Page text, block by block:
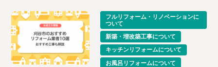
フルリフォーム・リノベーションに
ついて
新築・増改築工事について
キッチンリフォームについて
お風呂リフォームについて